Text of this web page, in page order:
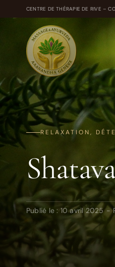
CENTRE DE THÉRAPIE DE RIVE –
RELAXATION,
Publié le : 10 avril 2025 -